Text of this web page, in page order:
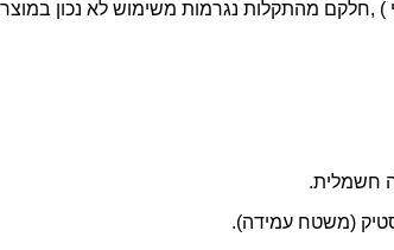
) ,חלקם מהתקלות נגרמות משימוש לא נכון
חשמלית.
(משטח עמידה).